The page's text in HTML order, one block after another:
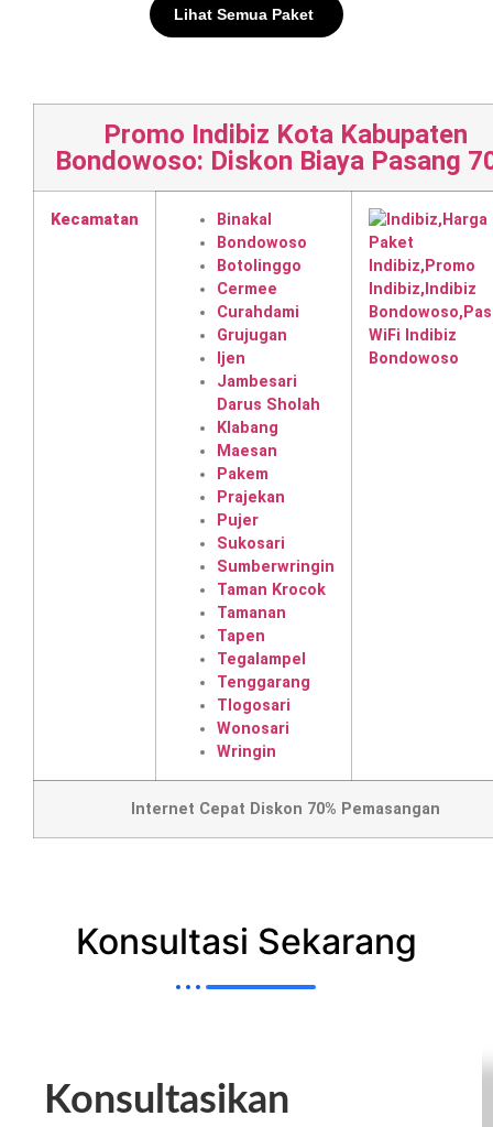
Lihat Semua Paket
Promo Indibiz Kota Kabupaten
Bondowoso: Diskon Biaya Pasang
Kecamatan
Binakal
Bondowoso
Botolinggo
Cermee
Curahdami
Grujugan
Ijen
Jambesari
Darus Sholah
Klabang
Maesan
Pakem
Prajekan
Pujer
Sukosari
Sumberwringin
Taman Krocok
Tamanan
Tapen
Tegalampel
Tenggarang
Tlogosari
Wonosari
Wringin
Internet Cepat Diskon 70% Pemasangan
Konsultasi Sekarang
Konsultasikan